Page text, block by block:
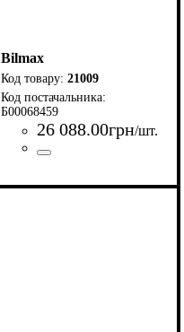
Bilmax
21009
Б00068459
26 088.00грн/шт.